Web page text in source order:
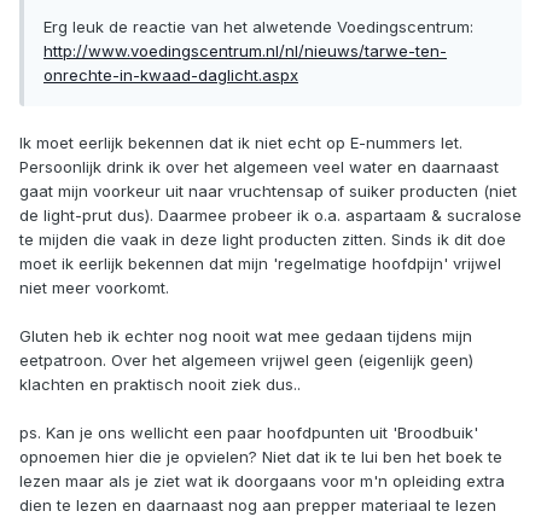
Erg leuk de reactie van het alwetende Voedingscentrum:
http://www.voedingscentrum.nl/nl/nieuws/tarwe-ten-
onrechte-in-kwaad-daglicht.aspx
Ik moet eerlijk bekennen dat ik niet echt op E-nummers let.
Persoonlijk drink ik over het algemeen veel water en daarnaast
gaat mijn voorkeur uit naar vruchtensap of suiker producten (niet
de light-prut dus). Daarmee probeer ik o.a. aspartaam & sucralose
te mijden die vaak in deze light producten zitten. Sinds ik dit doe
moet ik eerlijk bekennen dat mijn 'regelmatige hoofdpijn' vrijwel
niet meer voorkomt.
Gluten heb ik echter nog nooit wat mee gedaan tijdens mijn
eetpatroon. Over het algemeen vrijwel geen (eigenlijk geen)
klachten en praktisch nooit ziek dus..
ps. Kan je ons wellicht een paar hoofdpunten uit 'Broodbuik'
opnoemen hier die je opvielen? Niet dat ik te lui ben het boek te
lezen maar als je ziet wat ik doorgaans voor m'n opleiding extra
dien te lezen en daarnaast nog aan prepper materiaal te lezen